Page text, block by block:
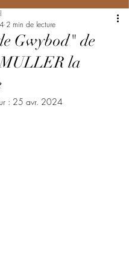
Gwybod" de
la
2 min de lecture
: 25 avr. 2024